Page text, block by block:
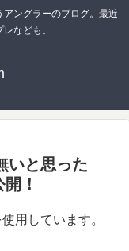
ングラーのブログ。最近
なども。
いと思った
！
用しています。